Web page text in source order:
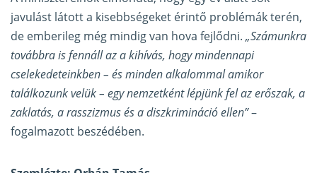
javulást látott a kisebbségeket érintő problémák terén,
de emberileg még mindig van hova fejlődni. „Számunkra
továbbra is fennáll az a kihívás, hogy mindennapi
cselekedeteinkben – és minden alkalommal amikor
találkozunk velük – egy nemzetként lépjünk fel az erőszak, a
zaklatás, a rasszizmus és a diszkrimináció ellen”–
fogalmazott beszédében.